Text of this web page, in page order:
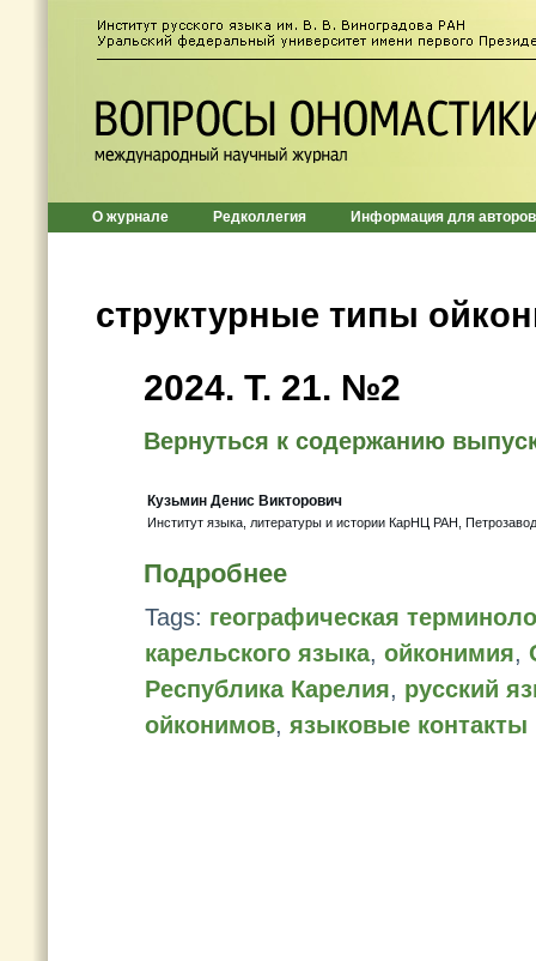
О журнале Редколлегия Информация для авторов
структурные типы
2024. Т. 21. №2
Вернуться к содержанию
Кузьмин Денис Викторович
Институт языка, литературы и истории КарНЦ РАН,
Подробнее
Tags: географическая
карельского языка, ойконимия,
Республика Карелия, русский
ойконимов, языковые контакты